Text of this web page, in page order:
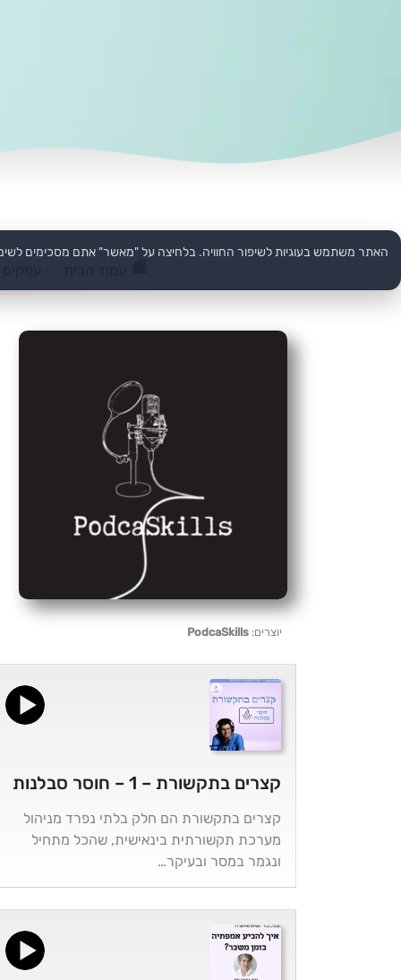
יוצרים: PodcaSkills
קצרים בתקשורת – 1 – חוסר סבלנות
קצרים בתקשורת הם חלק בלתי נפרד מניהול
מערכת תקשורתית בינאישית, שהכל מתחיל
ונגמר במסר ובעיקר…
האתר משתמש בעוגיות לשיפור החוויה. בלחיצה על "מאשר" אתם מסכימים